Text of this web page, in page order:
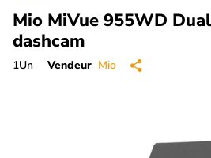
Mio MiVue 955WD
dashcam
1Un Vendeur Mio